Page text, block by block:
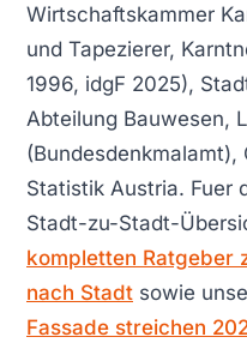
Wirtschaftskammer
und Tapezierer,
1996, idgF 2025),
Abteilung Bauwesen,
(Bundesdenkmalamt),
Statistik Austria. Fuer
Stadt-zu-Stadt-
kompletten Ratgeber
nach Stadt sowie
Fassade streichen